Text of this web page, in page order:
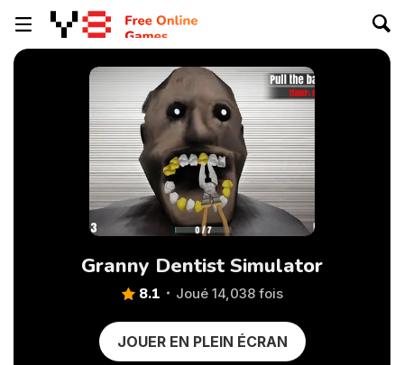
Granny Dentist Simulator
8.1 Joué 14,038 fois
JOUER EN PLEIN ÉCRAN